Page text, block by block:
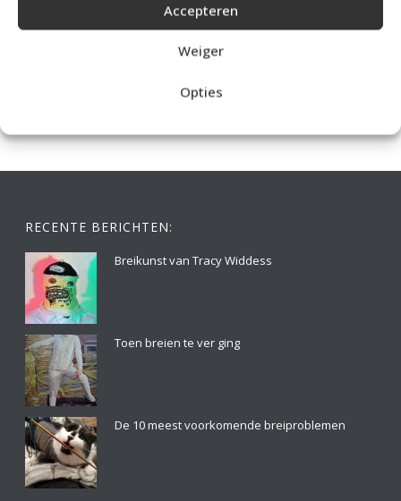
Accepteren
Weiger
Opties
RECENTE BERICHTEN:
Breikunst van Tracy Widdess
Toen breien te ver ging
De 10 meest voorkomende breiproblemen